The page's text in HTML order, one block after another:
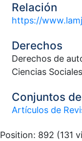
Relación
https://
Derechos
Derechos de
Ciencias
Conjuntos
Artículos de
Position: 892 (131